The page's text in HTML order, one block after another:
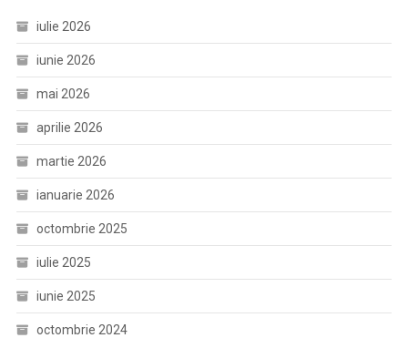
iulie 2026
iunie 2026
mai 2026
aprilie 2026
martie 2026
ianuarie 2026
octombrie 2025
iulie 2025
iunie 2025
octombrie 2024